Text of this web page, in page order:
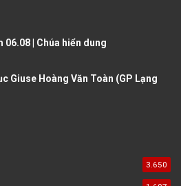
06.08 | Chúa hiển dung
Giuse Hoàng Văn Toàn (GP Lạng
3.650